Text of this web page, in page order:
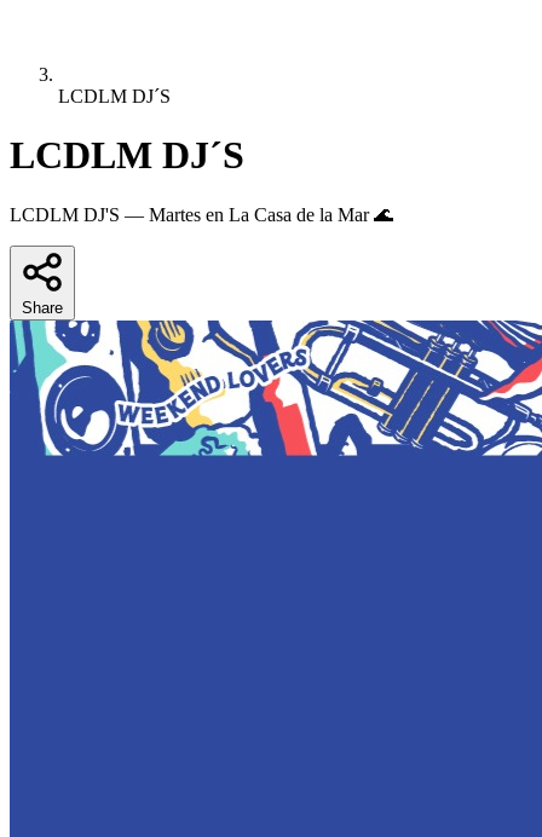
LCDLM DJ´S
LCDLM DJ´S
LCDLM DJ'S — Martes en La Casa de la Mar 🌊
Share